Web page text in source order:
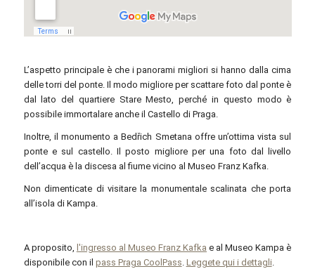
L’aspetto principale è che i panorami migliori si hanno dalla cima
delle torri del ponte. Il modo migliore per scattare foto dal ponte è
dal lato del quartiere Stare Mesto, perché in questo modo è
possibile immortalare anche il Castello di Praga.
Inoltre, il monumento a Bedřich Smetana offre un’ottima vista sul
ponte e sul castello. Il posto migliore per una foto dal livello
dell’acqua è la discesa al fiume vicino al Museo Franz Kafka.
Non dimenticate di visitare la monumentale scalinata che porta
all’isola di Kampa.
A proposito, l'ingresso al Museo Franz Kafka e al Museo Kampa è
disponibile con il pass Praga CoolPass. Leggete qui i dettagli.